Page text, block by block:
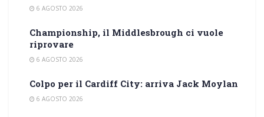
6 AGOSTO 2026
Championship, il Middlesbrough ci vuole
riprovare
6 AGOSTO 2026
Colpo per il Cardiff City: arriva Jack Moylan
6 AGOSTO 2026